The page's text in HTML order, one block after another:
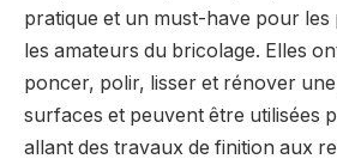
pratique et un must-have pour
les amateurs du bricolage. Elles
poncer, polir, lisser et rénover
surfaces et peuvent être utilisées
allant des travaux de finition aux